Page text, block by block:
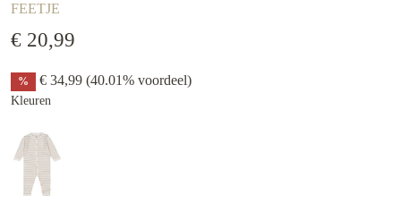
FEETJE
€ 20,99
% € 34,99 (40.01% voordeel)
Kleuren